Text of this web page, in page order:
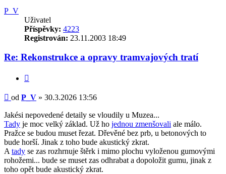
P_V
Uživatel
Příspěvky: 4223
Registrován: 23.11.2003 18:49
Re: Rekonstrukce a opravy tramvajových tratí
Příspěvek
od P_V » 30.3.2026 13:56
Jakési nepovedené detaily se vloudily u Muzea...
Tady je moc velký základ. Už ho jednou zmenšovali ale málo.
Pražce se budou muset řezat. Dřevěné bez prb, u betonových to
bude horší. Jinak z toho bude akustický zkrat.
A tady se zas rozhrnuje štěrk i mimo plochu vyloženou gumovými
rohožemi... bude se muset zas odhrabat a dopoložit gumu, jinak z
toho opět bude akustický zkrat.